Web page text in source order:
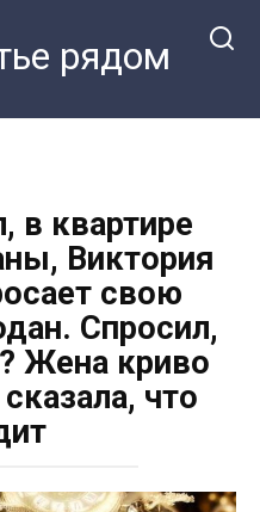
рядом
в квартире
Виктория
свою
Спросил,
Жена криво
что